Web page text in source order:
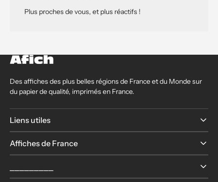
Plus proches de vous, et plus réactifs !
Des affiches des plus belles régions de France et du Monde sur
du papier de qualité, imprimés en France.
Liens utiles
Affiches de France